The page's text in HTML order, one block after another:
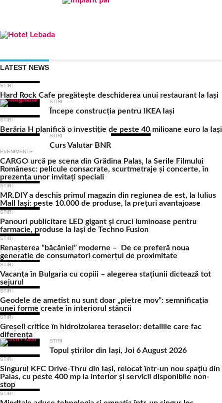
LATEST NEWS
STIRI
Hard Rock Cafe pregătește deschiderea unui restaurant la Iași
STIRI
Începe construcția pentru IKEA Iași
STIRI
Berăria H planifică o investiție de peste 40 milioane euro la Iași
STIRI
Curs Valutar BNR
EVENIMENTE
CARGO urcă pe scena din Grădina Palas, la Serile Filmului
Românesc: pelicule consacrate, scurtmetraje și concerte, în
prezența unor invitați speciali
STIRI
MR.DIY a deschis primul magazin din regiunea de est, la Iulius
Mall Iași: peste 10.000 de produse, la prețuri avantajoase
STIRI
Panouri publicitare LED gigant şi cruci luminoase pentru
farmacie, produse la Iaşi de Techno Fusion
STIRI
Renașterea “băcăniei” moderne – De ce preferă noua
generație de consumatori comerțul de proximitate
STIRI
Vacanța în Bulgaria cu copiii – alegerea stațiunii dictează tot
sejurul
STIRI
Geodele de ametist nu sunt doar „pietre mov”: semnificația
unei forme create în interiorul stâncii
STIRI
Greșeli critice în hidroizolarea teraselor: detaliile care fac
diferența
STIRI
Topul știrilor din Iași, Joi 6 August 2026
STIRI
Singurul KFC Drive-Thru din Iași, relocat într-un nou spaţiu din
Palas, cu peste 400 mp la interior și servicii disponibile non-
stop
STIRI